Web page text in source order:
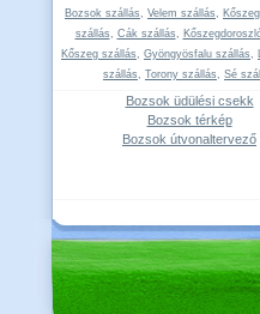
Bozsok szállás, Velem szállás,
szállás, Cák szállás,
Kőszeg szállás, Gyöngyösfalu szállás,
szállás, Torony szállás, Sé
Bozsok üdülési csekk
Bozsok térkép
Bozsok útvonaltervező